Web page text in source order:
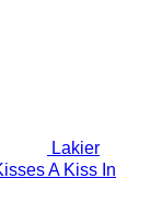
Lakier
A Kiss In